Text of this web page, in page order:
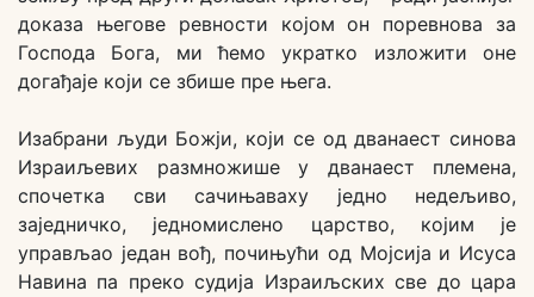
доказа његове ревности којом он поревнова за
Господа Бога, ми ћемо укратко изложити оне
догађаје који се збише пре њега.
Изабрани људи Божји, који се од дванаест синова
Израиљевих размножише у дванаест племена,
спочетка сви сачињаваху једно недељиво,
заједничко, једномислено царство, којим је
управљао један вођ, почињући од Мојсија и Исуса
Навина па преко судија Израиљских све до цара